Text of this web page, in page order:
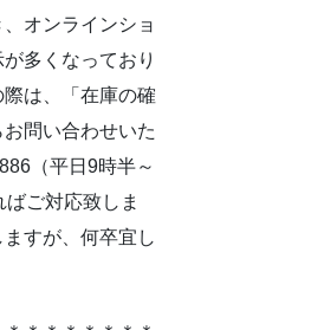
オンラインショ
多くなっており
は、「在庫の確
問い合わせいた
（平日9時半～
ご対応致しま
すが、何卒宜し